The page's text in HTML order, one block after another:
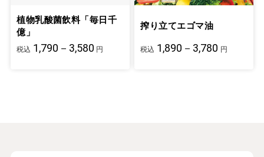
植物乳酸菌飲料「毎日千
億」
税込 1,790－3,580 円
搾り立てエゴマ油
税込 1,890－3,780 円